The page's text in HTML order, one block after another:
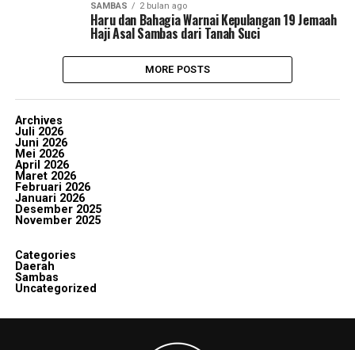
SAMBAS 2 bulan ago
Haru dan Bahagia Warnai Kepulangan 19 Jemaah
Haji Asal Sambas dari Tanah Suci
MORE POSTS
Archives
Juli 2026
Juni 2026
Mei 2026
April 2026
Maret 2026
Februari 2026
Januari 2026
Desember 2025
November 2025
Categories
Daerah
Sambas
Uncategorized